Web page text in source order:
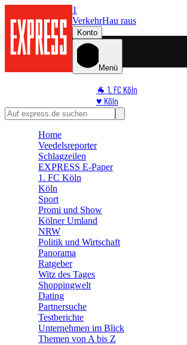
1
VerkehrHau raus
Konto
Menü
🐐 1. FC Köln
♥️ Köln
⭐ Promi
🛒 Shoppingwelt
Home
Veedelsreporter
Schlagzeilen
EXPRESS E-Paper
1. FC Köln
Köln
Sport
Promi und Show
Kölner Umland
NRW
Politik und Wirtschaft
Panorama
Ratgeber
Witz des Tages
Shoppingwelt
Dating
Partnersuche
Testberichte
Unternehmen im Blick
Themen von A bis Z